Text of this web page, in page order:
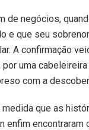
de negócios,
e que seu
A confirmação
uma
com a
que as
encontraram